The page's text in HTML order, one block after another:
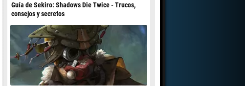
Guía de Sekiro: Shadows Die Twice - Trucos,
consejos y secretos